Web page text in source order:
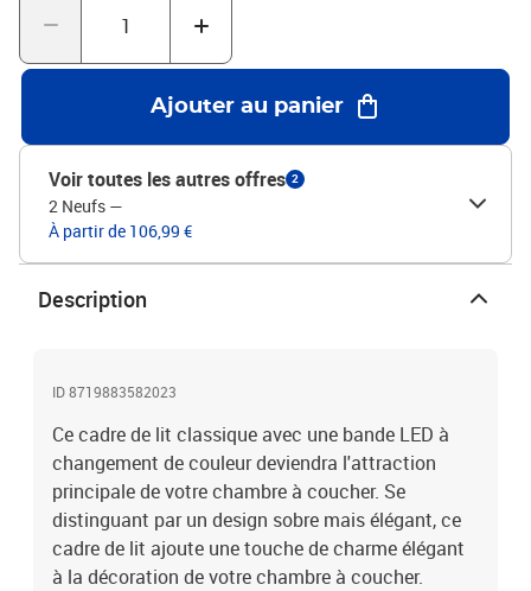
livraison inclut un cadre de lit seulement ; un matelas n'est pas
matelas correspondant dans notre boutique.Cadre de lit :Couleur :
grisMatériau : cadre en fer enduit de poudre + MDF + pieds en
acierMatériau de la tête de lit : MDF + similicuirDimensions totales
: 211 x 95 x 70 cm (L x l x H)Dimensions du matelas correspondant
: 90 x 200 (l x L) (matelas non inclus)Hauteur de couchage à partir
du sol : 23 cmBande LED :Longueur : 65 cmPuissance : 2,6 WAvec
une télécommande à 24 touches pour le contrôle de l'alimentation,
la luminosité et des couleurs différentes
Ajouter au panier
Voir toutes les autres offres 2
2 Neufs —
À partir de 106,99 €
Description
ID 8719883582023
Ce cadre de lit classique avec une bande LED à
changement de couleur deviendra l'attraction
principale de votre chambre à coucher. Se
distinguant par un design sobre mais élégant, ce
cadre de lit ajoute une touche de charme élégant
à la décoration de votre chambre à coucher.